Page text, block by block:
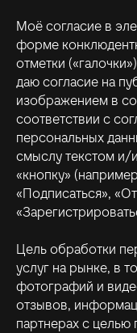
Моё согласие в
форме
отметки
даю согласие на
изображением в
соответствии с
персональных
смыслу текстом и/
«кнопку»
«Подписаться»,
Цель обработки
услуг на рынке, в
фотографий и
отзывов,
партнерах с